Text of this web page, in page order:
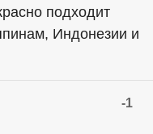
подходит
Индонезии и
-1